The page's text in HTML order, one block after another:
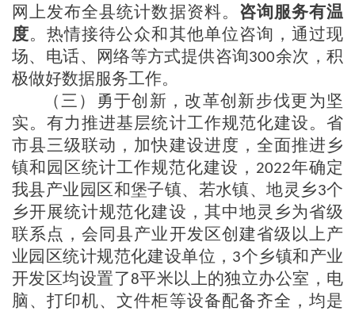
网上发布全县统计数据资料。 咨询服务有温
度。热情接待公众和其他单位 咨询，通过现
场、电话、网络等方式提供咨询300余次 ，积
极做好数据服务工作。
（三）勇于创新 ，改革创新步伐更为坚
实。有力推进基层统计工作规范化建设。省
市县三级联动，加快建设进度，全面推进乡
镇和园区统计工作规范化建设， 2022年确定
我县产业园区和堡子镇、若水镇、地灵乡3个
乡开展统计规范化建设，其中地灵乡为省级
联系点，会同县产业开发区创建省级以上产
业园区统计规范化建设单位， 3个乡镇和产业
开发 区均设置了8平米以上的独立办公室，电
脑、打印机、文件柜等设备配备齐全， 均是